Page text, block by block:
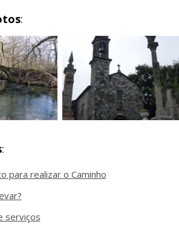
:
:
para realizar o Caminho
serviços